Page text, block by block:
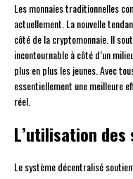
Les monnaies traditionnelles
actuellement. La nouvelle
côté de la cryptomonnaie. Il
incontournable à côté d’un
plus en plus les jeunes. Avec
essentiellement une meilleure
réel.
L’utilisation des
Le système décentralisé